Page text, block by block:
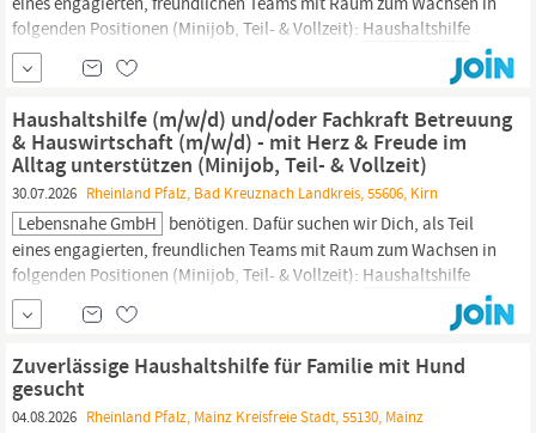
folgenden Positionen (Minijob, Teil- & Vollzeit): Haushaltshilfe
(m/w/d) - wir bilden dich hausintern für diese Tätigkeit weiter.
Betreuungskraft & Hauswirtschaft (m/w/d) - für qualifizierte
Fachkräfte Aufgaben Wenn eine
Haushaltshilfe (m/w/d) und/oder Fachkraft Betreuung
& Hauswirtschaft (m/w/d) - mit Herz & Freude im
Alltag unterstützen (Minijob, Teil- & Vollzeit)
30.07.2026 Rheinland Pfalz, Bad Kreuznach Landkreis, 55606, Kirn
Lebensnahe GmbH benötigen. Dafür suchen wir Dich, als Teil
eines engagierten, freundlichen Teams mit Raum zum Wachsen in
folgenden Positionen (Minijob, Teil- & Vollzeit): Haushaltshilfe
(m/w/d) - wir bilden dich hausintern für diese Tätigkeit weiter.
Betreuungskraft & Hauswirtschaft (m/w/d) - für qualifizierte
Zuverlässige Haushaltshilfe für Familie mit Hund
gesucht
04.08.2026 Rheinland Pfalz, Mainz Kreisfreie Stadt, 55130, Mainz